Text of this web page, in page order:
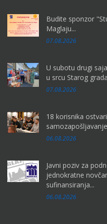
Budite sponzor
Maglaju...
07.08.2026
U subotu drugi
u srcu Starog
07.08.2026
18 korisnika
06.08.2026
Javni poziv za
jednokratne
sufinansiranja...
06.08.2026